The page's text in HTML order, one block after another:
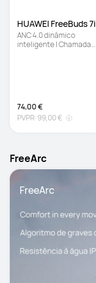
HUAWEI FreeBuds 7i
ANC 4.0 dinâmico
inteligente | Chamadas
74,00 €
PVPR:99,00 €
FreeArc